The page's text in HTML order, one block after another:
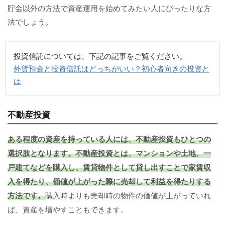
貯金以外の方法で資産運用を始めてみたい人にぴったりな方
法でしょう。
投資信託については、下記の記事をご覧ください。
外貨預金と投資信託はどっちがいい？初心者向きの投資と
は
不動産投資
ある程度の資産を持っている人には、不動産投資もひとつの
選択肢となります。不動産投資とは、マンションや土地、一
戸建てなどを購入し、賃貸物件として貸し出すことで家賃収
入を得たり、価値が上がった際に売却して利益を得たりする
方法です。購入時よりも売却時の物件の価値が上がっていれ
ば、資産を増やすこともできます。